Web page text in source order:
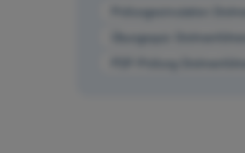
Prüfungssimulation
Übungsquiz